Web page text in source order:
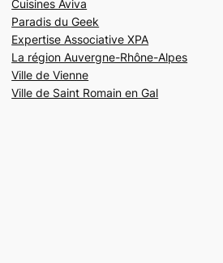
Cuisines Aviva
Paradis du Geek
Expertise Associative XPA
La région Auvergne-Rhône-Alpes
Ville de Vienne
Ville de Saint Romain en Gal